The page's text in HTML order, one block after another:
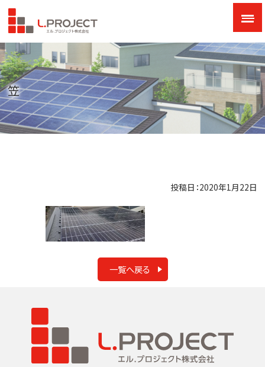
笠
投稿日：2020年1月22日
一覧へ戻る